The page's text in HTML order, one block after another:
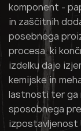
komponent -
in zaščitnih
posebnega
procesa, ki
izdelku daje
kemijske in
lastnosti ter ga
sposobnega
izpostavljenost